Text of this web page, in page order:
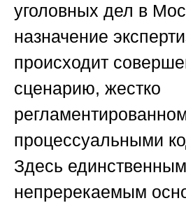
уголовных дел в
назначение
происходит
сценарию, жестко
процессуальными
Здесь
непререкаемым